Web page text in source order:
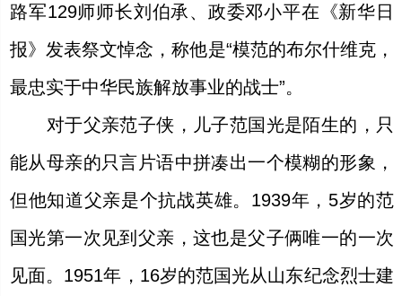
路军129师师长刘伯承、政委邓小平在《新华日
报》发表祭文悼念，称他是“模范的布尔什维克，
最忠实于中华民族解放事业的战士”。
对于父亲范子侠，儿子范国光是陌生的，只
能从母亲的只言片语中拼凑出一个模糊的形象，
但他知道父亲是个抗战英雄。1939年，5岁的范
国光第一次见到父亲，这也是父子俩唯一的一次
见面。1951年，16岁的范国光从山东纪念烈士建